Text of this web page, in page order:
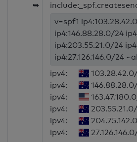
➥
v=spf1
ip4:146.88.28.0/24
ip4:203.55.21.0/24
ip4:27.126.146.0/24 ~all
ipv4:
ipv4:
ipv4:
ipv4:
ipv4:
ipv4: